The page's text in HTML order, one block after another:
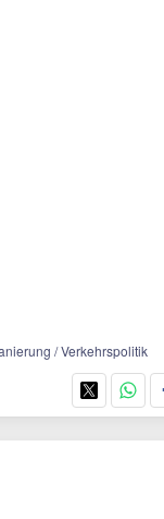
/ Verkehrspolitik